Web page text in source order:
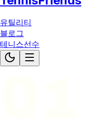
유틸리티
블로그
테니스선수